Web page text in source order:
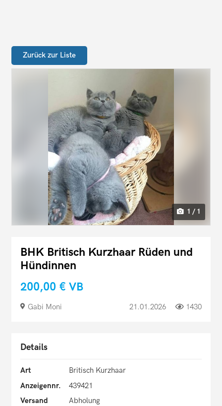
Zurück zur Liste
1 / 1
BHK Britisch Kurzhaar Rüden und
Hündinnen
200,00 € VB
Gabi Moni 21.01.2026 1430
Details
Art
Britisch Kurzhaar
Anzeigennr.
439421
Versand
Abholung